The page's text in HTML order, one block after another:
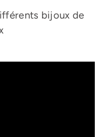
bijoux de